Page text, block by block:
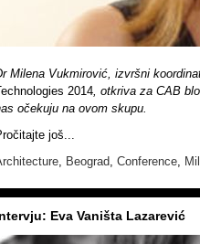
Milena Vukmirović, izvršni
2014, otkriva za CAB
očekuju na ovom skupu.
još...
, Beograd, Conference,
Eva Vaništa Lazarević